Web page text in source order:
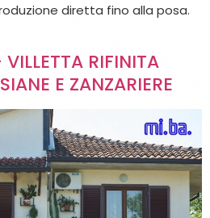
diretta fino alla posa.
RIFINITA
E ZANZARIERE